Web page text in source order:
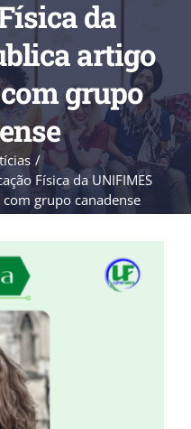
da
artigo
grupo
Física da UNIFIMES
grupo canadense